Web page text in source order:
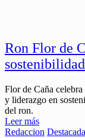
Ron Flor de
sostenibilidad
Flor de Caña
y liderazgo en
del ron.
Leer más
Redaccion